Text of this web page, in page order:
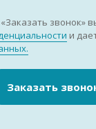
звонок»
и
Заказать